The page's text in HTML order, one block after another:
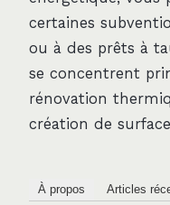
certaines
ou à des prêts à
se concentrent
rénovation
création de
À propos Articles